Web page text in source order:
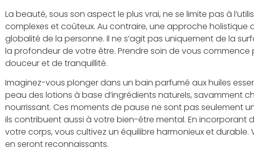
La beauté, sous son aspect le plus vrai, ne se limite pas à
complexes et coûteux. Au contraire, une approche
globalité de la personne. Il ne s’agit pas uniquement de la
la profondeur de votre être. Prendre soin de vous
douceur et de tranquillité.
Imaginez-vous plonger dans un bain parfumé aux huiles
peau des lotions à base d’ingrédients naturels, savamment
nourrissant. Ces moments de pause ne sont pas seulement
ils contribuent aussi à votre bien-être mental. En incorporant
votre corps, vous cultivez un équilibre harmonieux et
en seront reconnaissants.